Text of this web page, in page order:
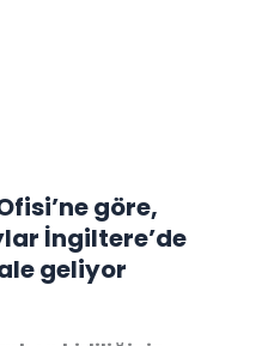
göre,
İngiltere’de
geliyor